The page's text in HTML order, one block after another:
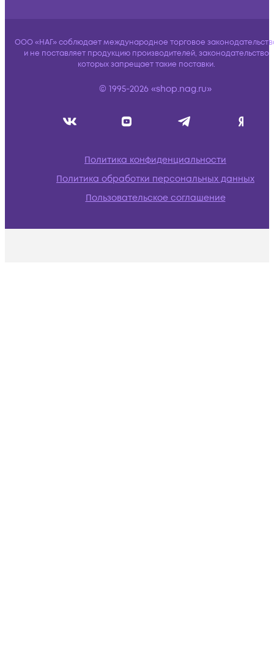
ООО «НАГ» соблюдает международное торговое
и не поставляет продукцию производителей, законодательство
которых запрещает такие поставки.
© 1995-2026 «shop.nag.ru»
Политика конфиденциальности
Политика обработки персональных данных
Пользовательское соглашение